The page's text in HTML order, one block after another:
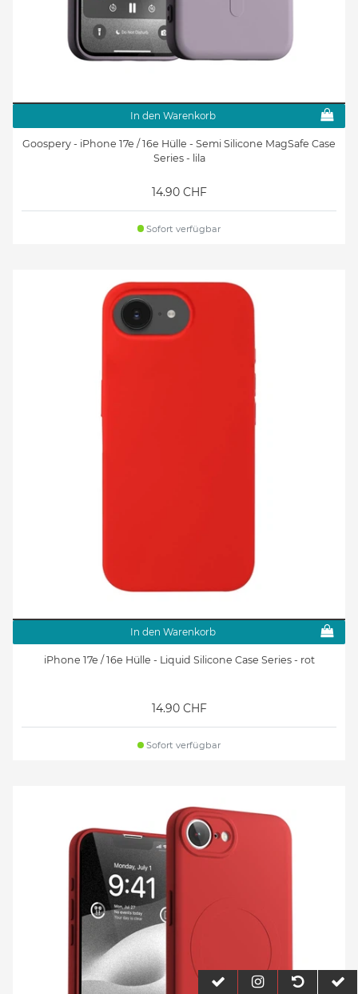
In den Warenkorb
Goospery - iPhone 17e / 16e Hülle - Semi Silicone MagSafe Case
Series - lila
14.90 CHF
Sofort verfügbar
In den Warenkorb
iPhone 17e / 16e Hülle - Liquid Silicone Case Series - rot
14.90 CHF
Sofort verfügbar